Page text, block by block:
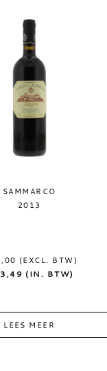
SAMMARCO
2013
(EXCL. BTW)
(IN. BTW)
LEES MEER